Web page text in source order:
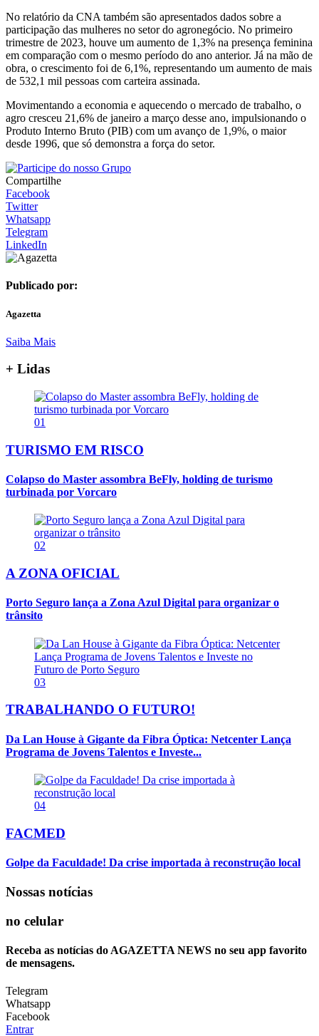
No relatório da CNA também são apresentados dados sobre a
participação das mulheres no setor do agronegócio. No primeiro
trimestre de 2023, houve um aumento de 1,3% na presença feminina
em comparação com o mesmo período do ano anterior. Já na mão de
obra, o crescimento foi de 6,1%, representando um aumento de mais
de 532,1 mil pessoas com carteira assinada.
Movimentando a economia e aquecendo o mercado de trabalho, o
agro cresceu 21,6% de janeiro a março desse ano, impulsionando o
Produto Interno Bruto (PIB) com um avanço de 1,9%, o maior
desde 1996, que só demonstra a força do setor.
Compartilhe
Facebook
Twitter
Whatsapp
Telegram
LinkedIn
Publicado por:
Agazetta
Saiba Mais
+ Lidas
01
TURISMO EM RISCO
Colapso do Master assombra BeFly, holding de turismo
turbinada por Vorcaro
02
A ZONA OFICIAL
Porto Seguro lança a Zona Azul Digital para organizar o
trânsito
03
TRABALHANDO O FUTURO!
Da Lan House à Gigante da Fibra Óptica: Netcenter Lança
Programa de Jovens Talentos e Investe...
04
FACMED
Golpe da Faculdade! Da crise importada à reconstrução local
Nossas notícias
no celular
Receba as notícias do AGAZETTA NEWS no seu app favorito
de mensagens.
Telegram
Whatsapp
Facebook
Entrar